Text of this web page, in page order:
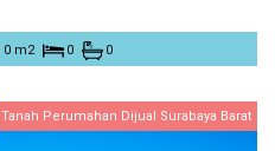
0 m2 0 0
Tanah Perumahan Dijual Surabaya Barat